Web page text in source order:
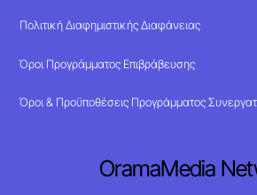
Πολιτική Διαφημιστικής Διαφάνειας
Όροι Προγράμματος Επιβράβευσης
Όροι & Προϋποθέσεις Προγράμματος
OramaMedia